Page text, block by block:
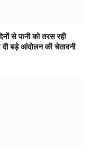
से पानी को तरस रही
दी बड़े आंदोलन की चेतावनी